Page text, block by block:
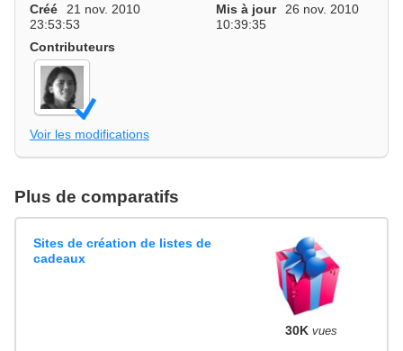
Créé
21 nov. 2010
23:53:53
Mis à jour
26 nov. 2010
10:39:35
Contributeurs
Voir les modifications
Plus de comparatifs
Sites de création de listes de
cadeaux
30K vues